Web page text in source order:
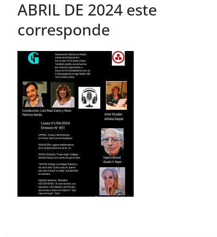
ABRIL DE 2024 este
corresponde